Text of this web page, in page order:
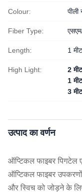
Colour: पीली
Fiber Type:
Length: 1
High Light: 2
1
3
उत्पाद का वर्णन
ऑप्टिकल फाइबर पिगटेल
ऑप्टिकल फाइबर
और स्विच को जोड़ने के